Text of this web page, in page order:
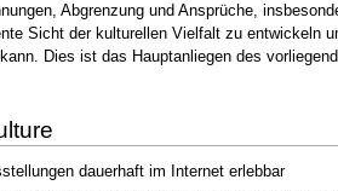
Abgrenzung und Ansprüche,
Sicht der kulturellen Vielfalt zu entwickeln
Dies ist das Hauptanliegen des
dauerhaft im Internet erlebbar